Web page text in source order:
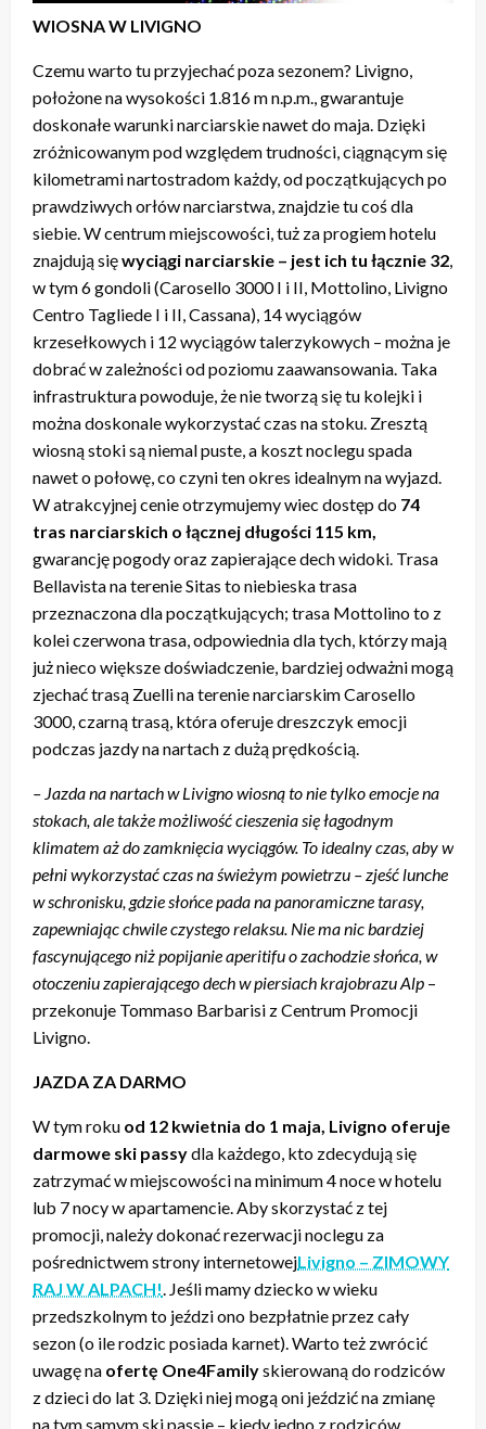
WIOSNA W LIVIGNO
Czemu warto tu przyjechać poza sezonem? Livigno,
położone na wysokości 1.816 m n.p.m., gwarantuje
doskonałe warunki narciarskie nawet do maja. Dzięki
zróżnicowanym pod względem trudności, ciągnącym się
kilometrami nartostradom każdy, od początkujących po
prawdziwych orłów narciarstwa, znajdzie tu coś dla
siebie. W centrum miejscowości, tuż za progiem hotelu
znajdują sięwyciągi narciarskie – jest ich tu łącznie 32,
w tym 6 gondoli (Carosello 3000 I i II, Mottolino, Livigno
Centro Tagliede I i II, Cassana), 14 wyciągów
krzesełkowych i 12 wyciągów talerzykowych – można je
dobrać w zależności od poziomu zaawansowania. Taka
infrastruktura powoduje, że nie tworzą się tu kolejki i
można doskonale wykorzystać czas na stoku. Zresztą
wiosną stoki są niemal puste, a koszt noclegu spada
nawet o połowę, co czyni ten okres idealnym na wyjazd.
W atrakcyjnej cenie otrzymujemy wiec dostęp do 74
tras narciarskich o łącznej długości 115 km,
gwarancję pogody oraz zapierające dech widoki. Trasa
Bellavista na terenie Sitas to niebieska trasa
przeznaczona dla początkujących; trasa Mottolino to z
kolei czerwona trasa, odpowiednia dla tych, którzy mają
już nieco większe doświadczenie, bardziej odważni mogą
zjechać trasą Zuelli na terenie narciarskim Carosello
3000, czarną trasą, która oferuje dreszczyk emocji
podczas jazdy na nartach z dużą prędkością.
– Jazda na nartach w Livigno wiosną to nie tylko emocje na
stokach, ale także możliwość cieszenia się łagodnym
klimatem aż do zamknięcia wyciągów. To idealny czas, aby w
pełni wykorzystać czas na świeżym powietrzu – zjeść lunche
w schronisku, gdzie słońce pada na panoramiczne tarasy,
zapewniając chwile czystego relaksu. Nie ma nic bardziej
fascynującego niż popijanie aperitifu o zachodzie słońca, w
otoczeniu zapierającego dech w piersiach krajobrazu Alp –
przekonuje Tommaso Barbarisi z Centrum Promocji
Livigno.
JAZDA ZA DARMO
W tym roku od 12 kwietnia do 1 maja, Livigno oferuje
darmowe ski passydla każdego, kto zdecydują się
zatrzymać w miejscowości na minimum 4 noce w hotelu
lub 7 nocy w apartamencie. Aby skorzystać z tej
promocji, należy dokonać rezerwacji noclegu za
pośrednictwem strony internetowejLivigno – ZIMOWY
RAJ W ALPACH!. Jeśli mamy dziecko w wieku
przedszkolnym to jeździ ono bezpłatnie przez cały
sezon (o ile rodzic posiada karnet). Warto też zwrócić
uwagę na ofertę One4Familyskierowaną do rodziców
z dzieci do lat 3. Dzięki niej mogą oni jeździć na zmianę
na tym samym ski passie – kiedy jedno z rodziców